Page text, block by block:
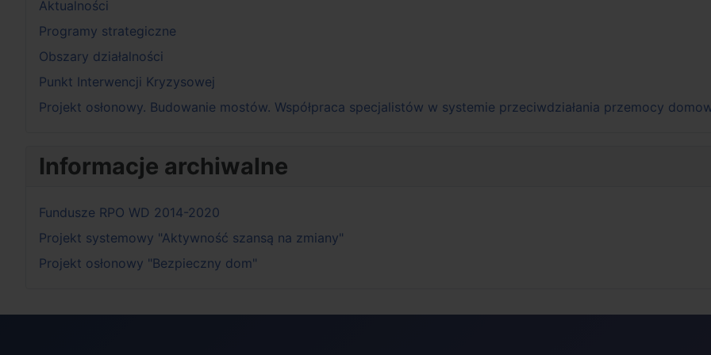
Aktualności
Programy strategiczne
Obszary działalności
Punkt Interwencji Kryzysowej
Projekt osłonowy. Budowanie mostów. Współpraca specjalistów w systemie przeciwdziałania przemocy
Informacje archiwalne
Fundusze RPO WD 2014-2020
Projekt systemowy "Aktywność szansą na zmiany"
Projekt osłonowy "Bezpieczny dom"